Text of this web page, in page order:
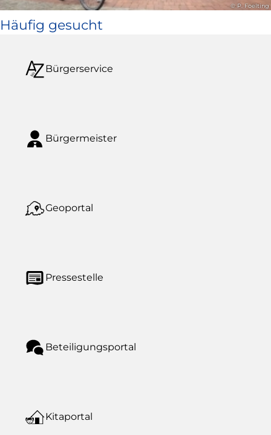
© P. Foelting
Häufig gesucht
Bürgerservice
Bürgermeister
Geoportal
Pressestelle
Beteiligungsportal
Kitaportal